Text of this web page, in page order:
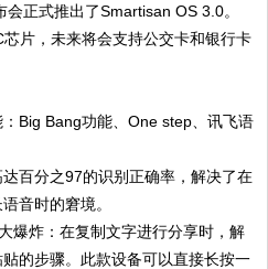
正式推出了Smartisan OS 3.0。
片，未来将会支持公交卡和银行卡
Big Bang功能、One step、讯飞语
百分之97的识别正确率，解决了在
音时的窘境。
爆炸：在复制文字进行分享时，解
的步骤。此款设备可以直接长按一